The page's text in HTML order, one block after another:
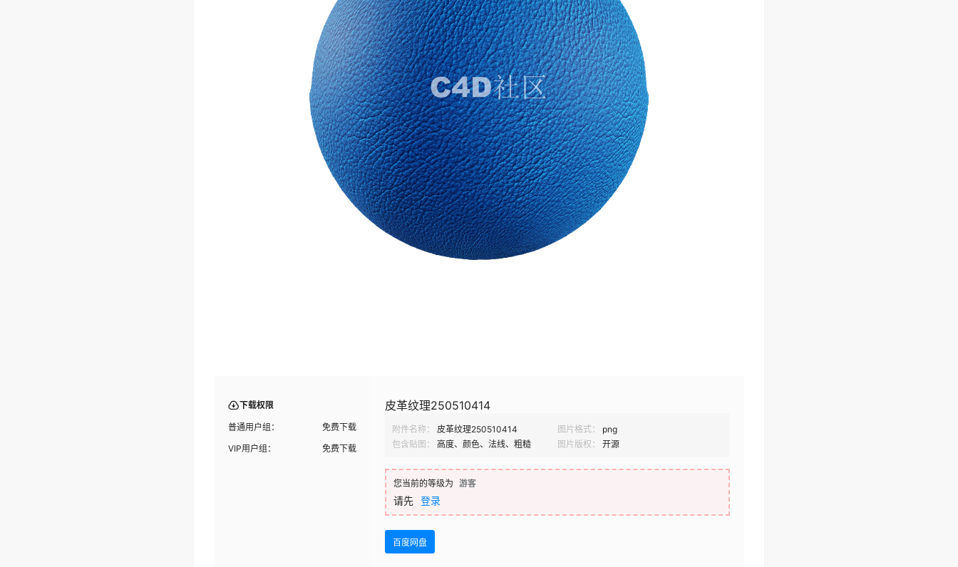
下载权限
普通用户组：
免费下载
VIP用户组：
免费下载
皮革纹理250510414
附件名称： 皮革纹理250510414 图片格式：
png
包含贴图：
高度、颜色、法线、粗糙 图片版权： 开源
您当前的等级为 游客
请先 登录
百度网盘